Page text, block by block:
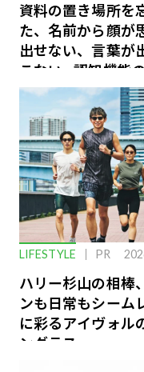
資料の置き場所を
た、名前から顔が
出せない、言葉が
こない…認知機能
下を救う、脳のイ
ーケアとは
LIFESTYLE PR
ハリー杉山の相棒
ンも日常もシーム
に彩るアイヴォル
ングラス